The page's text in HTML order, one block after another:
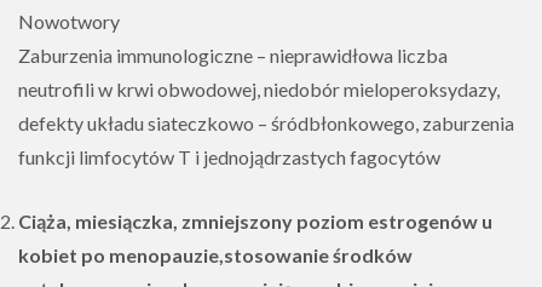
Nowotwory
Zaburzenia immunologiczne – nieprawidłowa liczba
neutrofili w krwi obwodowej, niedobór mieloperoksydazy,
defekty układu siateczkowo – śródbłonkowego, zaburzenia
funkcji limfocytów T i jednojądrzastych fagocytów
Ciąża, miesiączka, zmniejszony poziom estrogenów u
kobiet po menopauzie,stosowanie środków